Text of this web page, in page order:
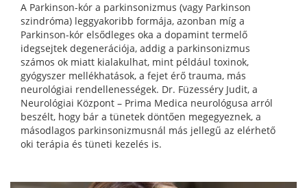
A Parkinson-kór a parkinsonizmus (vagy Parkinson
szindróma) leggyakoribb formája, azonban míg a
Parkinson-kór elsődleges oka a dopamint termelő
idegsejtek degenerációja, addig a parkinsonizmus
számos ok miatt kialakulhat, mint például toxinok,
gyógyszer mellékhatások, a fejet érő trauma, más
neurológiai rendellenességek. Dr. Füzesséry Judit, a
Neurológiai Központ – Prima Medica neurológusa arról
beszélt, hogy bár a tünetek döntően megegyeznek, a
másodlagos parkinsonizmusnál más jellegű az elérhető
oki terápia és tüneti kezelés is.